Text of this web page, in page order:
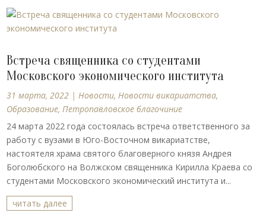
Встреча священника со студентами
Московского экономического института
31 марта, 2022 |Новости,Новости викариатства,
Образование,Петропавловское благочиние
24 марта 2022 года состоялась встреча ответственного за
работу с вузами в Юго-Восточном викариатстве,
настоятеля храма святого благоверного князя Андрея
Боголюбского на Волжском священника Кирилла Краева со
студентами Московского экономический института и...
читать далее